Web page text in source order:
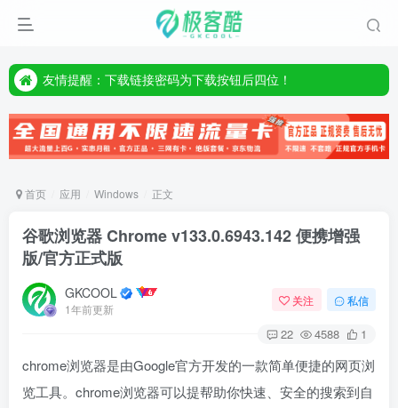
友情提醒：下载链接密码为下载按钮后四位！
友情提醒：下载链接密码为下载按钮后四位！
首页 应用 Windows 正文
谷歌浏览器 Chrome v133.0.6943.142 便携增强
版/官方正式版
GKCOOL
1年前更新
关注 私信
22 4588 1
chrome浏览器是由Google官方开发的一款简单便捷的网页浏
览工具。chrome浏览器可以提帮助你快速、安全的搜索到自